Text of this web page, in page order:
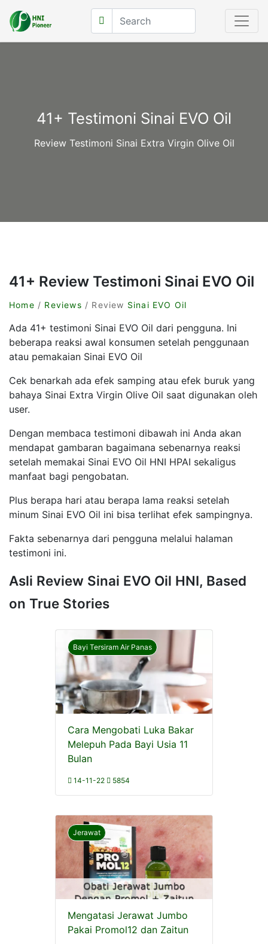
41+ Testimoni Sinai EVO Oil
Review Testimoni Sinai Extra Virgin Olive Oil
41+ Review Testimoni Sinai EVO Oil
Home / Reviews / Review Sinai EVO Oil
Ada 41+ testimoni Sinai EVO Oil dari pengguna. Ini
beberapa reaksi awal konsumen setelah penggunaan
atau pemakaian Sinai EVO Oil
Cek benarkah ada efek samping atau efek buruk yang
bahaya Sinai Extra Virgin Olive Oil saat digunakan oleh
user.
Dengan membaca testimoni dibawah ini Anda akan
mendapat gambaran bagaimana sebenarnya reaksi
setelah memakai Sinai EVO Oil HNI HPAI sekaligus
manfaat bagi pengobatan.
Plus berapa hari atau berapa lama reaksi setelah
minum Sinai EVO Oil ini bisa terlihat efek sampingnya.
Fakta sebenarnya dari pengguna melalui halaman
testimoni ini.
Asli Review Sinai EVO Oil HNI, Based
on True Stories
Bayi Tersiram Air Panas
Cara Mengobati Luka Bakar
Melepuh Pada Bayi Usia 11
Bulan
14-11-22 5854
Jerawat
Mengatasi Jerawat Jumbo
Pakai Promol12 dan Zaitun